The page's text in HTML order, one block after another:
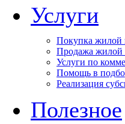
Услуги
Покупка жилой
Продажа жилой
Услуги по
Помощь в
Реализация
Полезное